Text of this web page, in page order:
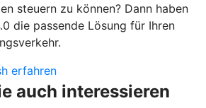
steuern zu können? Dann haben
die passende Lösung für Ihren
erfahren
auch interessieren